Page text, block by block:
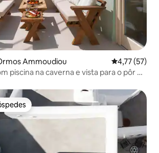
Ammoudiou 4,77 de uma
4,77 (57)
piscina na caverna e vista para o pôr do